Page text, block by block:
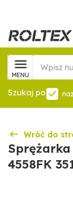
MENU
Szukaj po
Wróć do
4558FK